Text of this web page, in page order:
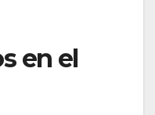
en el